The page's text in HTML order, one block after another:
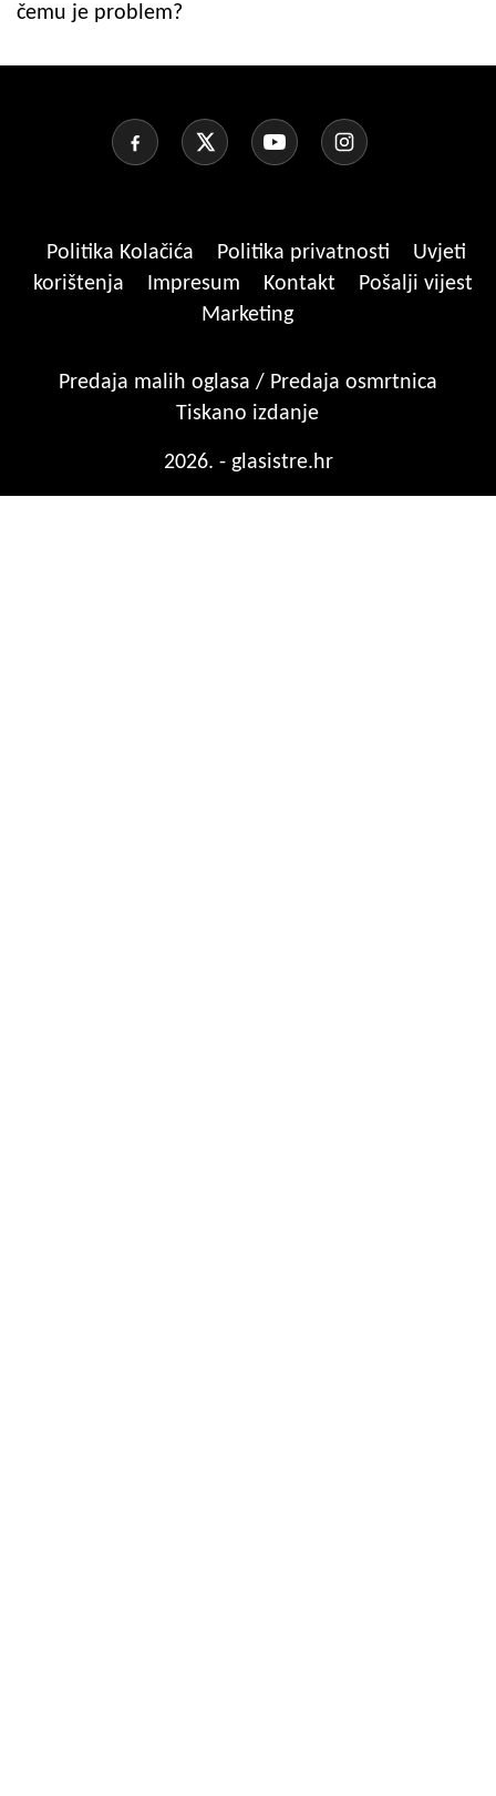
čemu je problem?
Politika Kolačića Politika privatnosti
Uvjeti
korištenja
Impresum Kontakt
Pošalji vijest
Marketing
Predaja malih oglasa / Predaja osmrtnica
Tiskano izdanje
2026. - glasistre.hr